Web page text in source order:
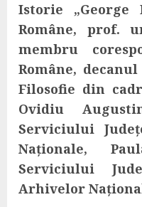
Istorie „George
Române, prof.
membru
Române, d
Filosofie din
Ovidiu
Serviciului
Naționale,
Serviciului
Arhivelor